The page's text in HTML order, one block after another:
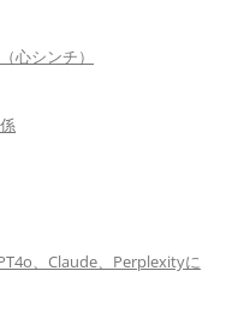
心シンチ）
、Claude、Perplexityに